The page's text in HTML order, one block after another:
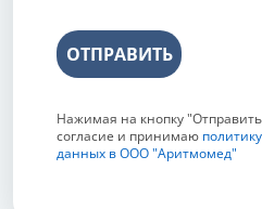
ОТПРАВИТЬ
Нажимая на кнопку
согласие и принимаю
данных в ООО "Аритмомед"